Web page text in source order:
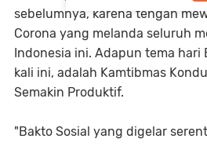
sebelumnya, karena tengah
Corona yang melanda seluruh
Indonesia ini. Adapun tema hari
kali ini, adalah Kamtibmas
Semakin Produktif.
"Bakto Sosial yang digelar